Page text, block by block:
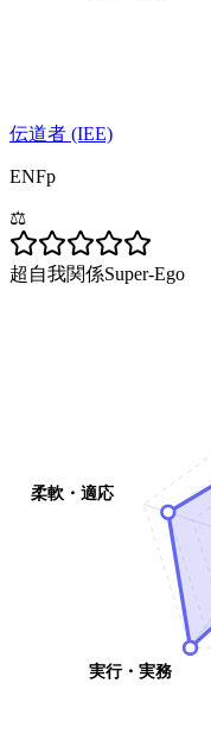
伝道者 (IEE)
ENFp
⚖️
超自我関係Super-Ego
実行・実務
柔軟・適応